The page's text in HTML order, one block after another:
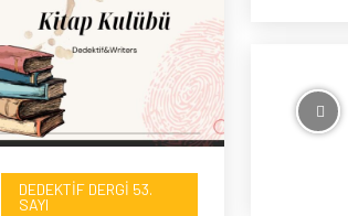
DEDEKTIF DERGI 53.
SAYI